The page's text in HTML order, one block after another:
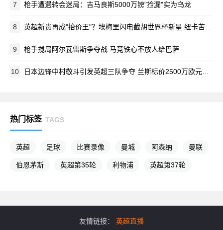
7 枪手遭遇转会迷局：吉马良斯5000万镑"捡漏"实为乌龙
8 英超新贵再成"抬价王"？埃梅里闪电截胡世界杯新星 纽卡苦吞四连拒
9 枪手搅局阿尔瓦雷斯争夺战 马竞铁心不放人给巴萨
10 日本边锋中村敬斗引发英超三队争夺 兰斯标价2500万欧元待价而沽
热门标签 TAGS
英超 足球 比赛录像 曼城 阿森纳 曼联
伯恩茅斯 英超第35轮 利物浦 英超第37轮
友情链接： 英超直播